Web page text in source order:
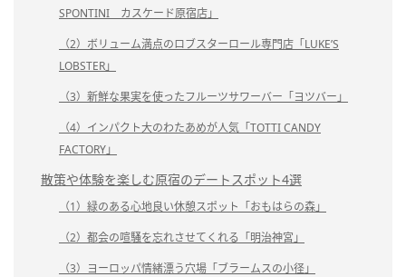
SPONTINI カスケード原宿店」
（2）ボリューム満点のロブスターロール専門店「LUKE’S
LOBSTER」
（3）新鮮な果実を使ったフルーツサワーバー「ヨツバー」
（4）インパクト大のわたあめが人気「TOTTI CANDY
FACTORY」
散策や体験を楽しむ原宿のデートスポット4選
（1）緑のある心地良い休憩スポット「おもはらの森」
（2）都会の喧騒を忘れさせてくれる「明治神宮」
（3）ヨーロッパ情緒漂う穴場「ブラームスの小径」